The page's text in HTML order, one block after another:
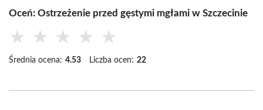
Oceń: Ostrzeżenie przed gęstymi mgłami w Szczecinie
★ ★ ★ ★ ★
Średnia ocena: 4.53 Liczba ocen: 22